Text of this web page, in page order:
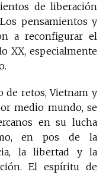
de liberación
pensamientos y
a reconfigurar el
XX, especialmente
retos, Vietnam y
medio mundo, se
en su lucha
en pos de la
la libertad y la
El espíritu de